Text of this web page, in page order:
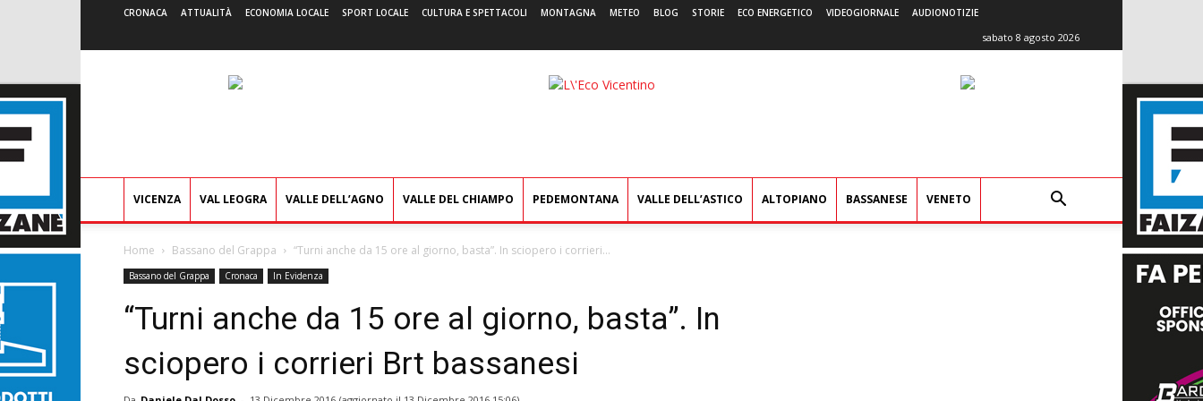
CRONACA ATTUALITÀ ECONOMIA LOCALE SPORT LOCALE CULTURA E SPETTACOLI MONTAGNA METEO BLOG STORIE ECO ENERGETICO VIDEOGIORNALE AUDIONOTIZIE
sabato 8 agosto 2026
L'Eco
VICENZA VAL LEOGRA VALLE DELL’AGNO VALLE DEL CHIAMPO PEDEMONTANA VALLE DELL’ASTICO ALTOPIANO BASSANESE VENETO
Home Bassano del Grappa “Turni anche da 15 ore al giorno, basta”. In sciopero i corrieri...
Bassano del Grappa Cronaca In Evidenza
“Turni anche da 15 ore al giorno, basta”. In
sciopero i corrieri Brt bassanesi